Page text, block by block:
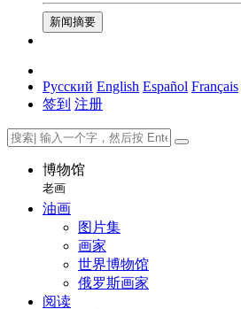
新闻摘要
Русский English Español Français
签到 注册
博物馆
老画
油画
图片集
画家
世界博物馆
俄罗斯画家
阅读